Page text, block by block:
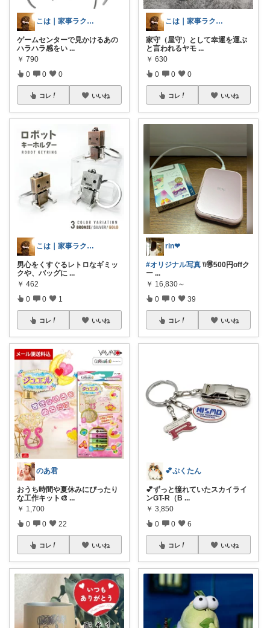
こは｜家事ラクと暮らしの趣味↗️楽天市場
ゲームセンターで見かけるあの
ハラハラ感をい ...
￥ 790
0 0 0
コレ いいね
こは｜家事ラクと暮らしの趣味↗️楽天市場
男心をくすぐるレトロなギミッ
クや、バッグに ...
￥ 462
0 0 1
コレ いいね
のあ君
おうち時間や夏休みにぴったり
な工作キット🎨 ...
￥ 1,700
0 0 22
コレ いいね
こは｜家事ラクと暮らしの趣味↗️楽天市場
家守（屋守）として幸運を運ぶ
と言われるヤモ ...
￥ 630
0 0 0
コレ いいね
rin❤︎
#オリジナル写真 \\🉐500円offク
ー ...
￥ 16,830～
0 0 39
コレ いいね
💕ぷくたん
💕ずっと憧れていたスカイライ
ンGT-R（B ...
￥ 3,850
0 0 6
コレ いいね